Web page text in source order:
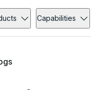
Capabilities